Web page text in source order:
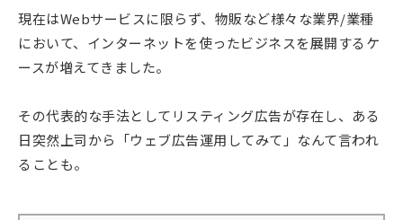
現在はWebサービスに限らず、物販など様々な業界/業種
において、インターネットを使ったビジネスを展開するケ
ースが増えてきました。
その代表的な手法としてリスティング広告が存在し、ある
日突然上司から「ウェブ広告運用してみて」なんて言われ
ることも。